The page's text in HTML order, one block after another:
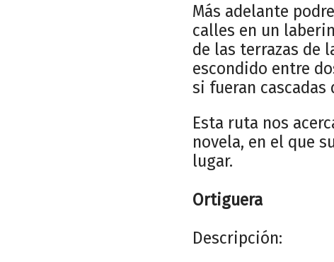
Más adelante
calles en un
de las terrazas de
escondido entre
si fueran cascadas
Esta ruta nos
novela, en el que
lugar.
Ortiguera
Descripción: